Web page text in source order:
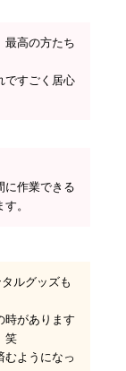
最高の方たち
ですごく居心
に作業できる
。
ルグッズも
時があります
笑
むようになっ